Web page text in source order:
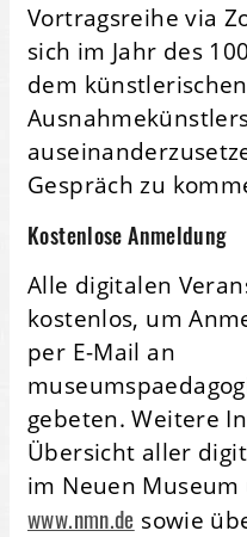
Vortragsreihe via
sich im Jahr des
dem
Gespräch zu
Kostenlose Anmeldung
Alle digitalen
kostenlos, um
per E-Mail an
gebeten. Weitere
Übersicht aller
im Neuen
www.nmn.de sowie